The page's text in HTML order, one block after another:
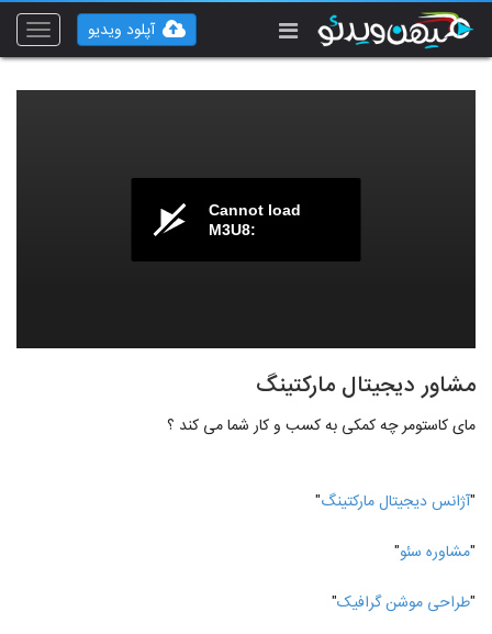
Toggle
آپلود ویدیو
Cannot load
M3U8:
مشاور دیجیتال مارکتینگ
مای کاستومر چه کمکی به کسب و کار شما می کند ؟
"آژانس دیجیتال مارکتینگ"
"مشاوره سئو"
"طراحی موشن گرافیک"